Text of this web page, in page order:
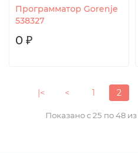
Программатор Gorenje
538327
0 ₽
|< < 1 2
Показано с 25 по 48